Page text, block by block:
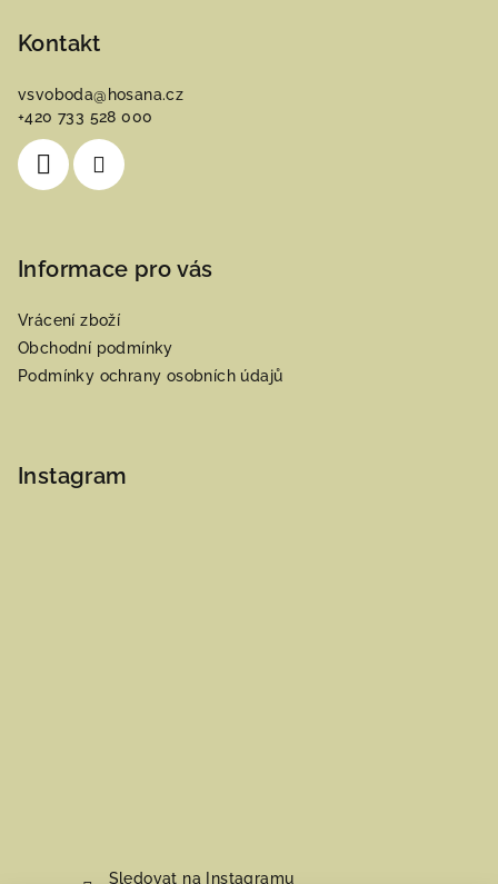
Kontakt
vsvoboda@ hosana.cz
+420 733 528 000
Informace pro vás
Vrácení zboží
Obchodní podmínky
Podmínky ochrany osobních údajů
Instagram
Sledovat na Instagramu